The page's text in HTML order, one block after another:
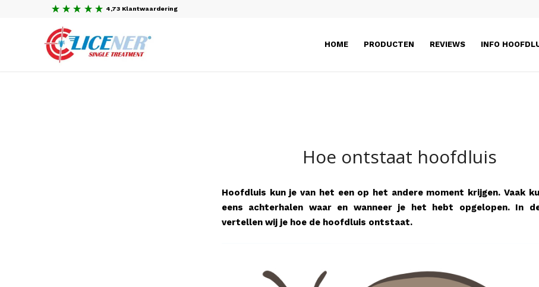
4,73 Klantwaardering
HOME PRODUCTEN REVIEWS INFO
Hoe ontstaat hoofdluis
Hoofdluis kun je van het een op het andere moment krijgen. Vaak
eens achterhalen waar en wanneer je het hebt opgelopen. In
vertellen wij je hoe de hoofdluis ontstaat.